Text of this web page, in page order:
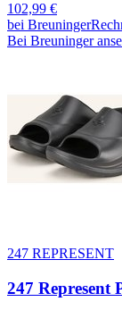
102,99 €
bei Breuninger
Bei Breuninger
247 REPRESENT
247 Represent